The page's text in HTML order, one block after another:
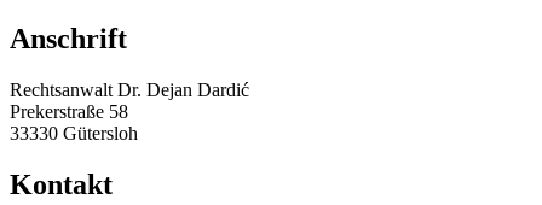
Anschrift
Rechtsanwalt Dr. Dejan Dardić
Prekerstraße 58
33330 Gütersloh
Kontakt